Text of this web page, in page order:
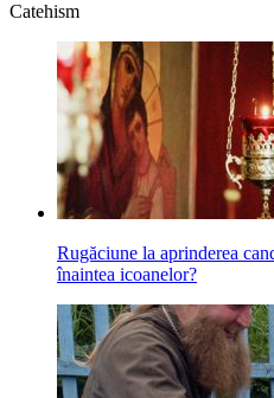
Catehism
Rugăciune la aprinderea
înaintea icoanelor?